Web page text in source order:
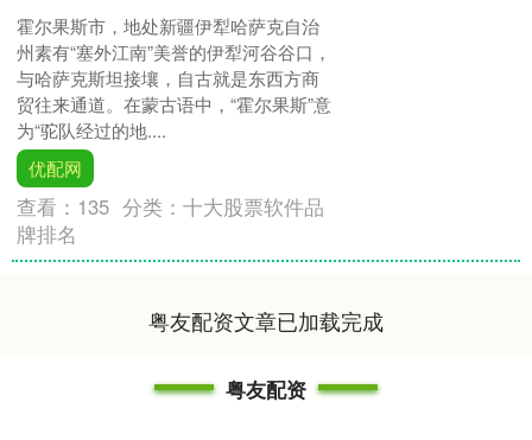
霍尔果斯市，地处新疆伊犁哈萨克自治
州素有“塞外江南”美誉的伊犁河谷谷口，
与哈萨克斯坦接壤，自古就是东西方商
贸往来通道。在蒙古语中，“霍尔果斯”意
为“驼队经过的地....
优配网
查看： 135 分类：十大股票软件品
牌排名
粤友配资文章已加载完成
粤友配资